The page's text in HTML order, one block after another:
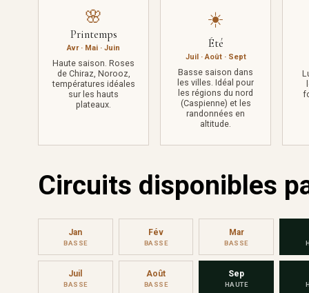
🌸
Printemps
Avr · Mai · Juin
Haute saison. Roses
de Chiraz, Norooz,
températures idéales
sur les hauts
plateaux.
☀️
Été
Juil · Août · Sept
Basse saison dans
les villes. Idéal pour
les régions du nord
(Caspienne) et les
randonnées en
altitude.
Circuits disponibles
Jan
BASSE
Fév
BASSE
Mar
BASSE
Juil
BASSE
Août
BASSE
Sep
HAUTE